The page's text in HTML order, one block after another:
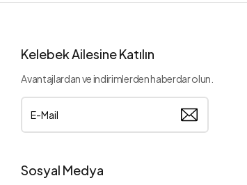
Kelebek Ailesine Katılın
Avantajlardan ve indirimlerden haberdar olun.
Sosyal Medya